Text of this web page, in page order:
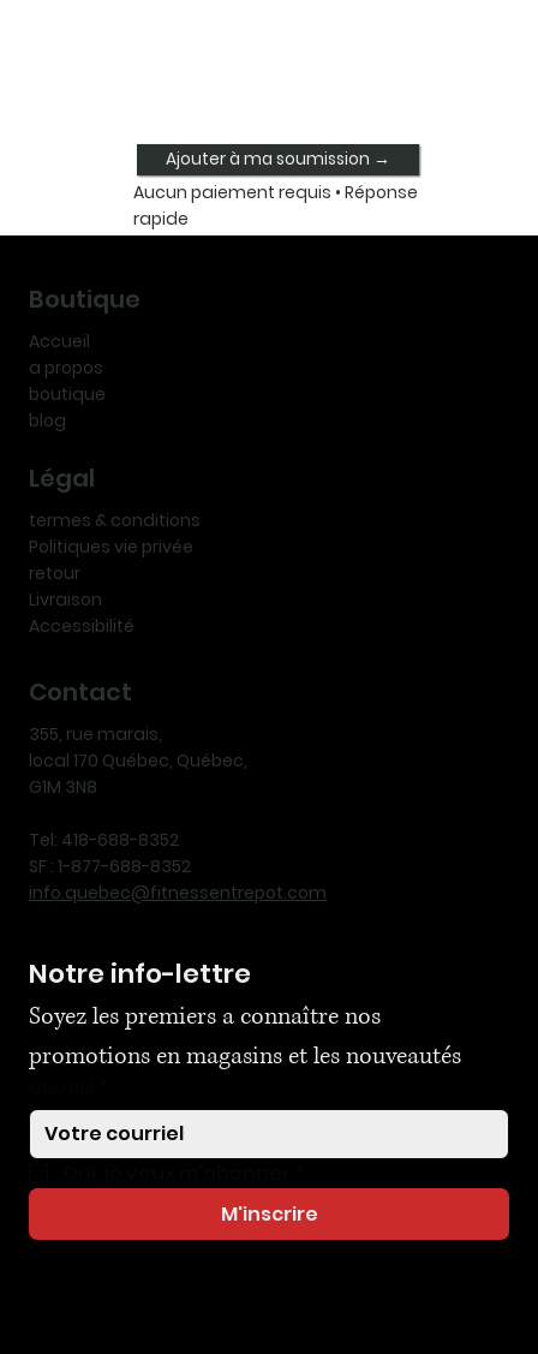
Ajouter à ma soumission →
Aucun paiement requis • Réponse
rapide
Boutique
Accueil
a propos
boutique
blog
Légal
termes & conditions
Politiques vie privée
retour
Livraison
Accessibilité
Contact
355, rue marais,
local 170 Québec, Québec,
G1M 3N8
Tel: 418-688-8352
SF : 1-877-688-8352
info.quebec@fitnessentrepot.com
Notre info-lettre
Soyez les premiers a connaître nos
promotions en magasins et les nouveautés
M'inscrire